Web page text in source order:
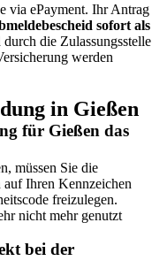
via ePayment. Ihr Antrag
sofort als
die Zulassungsstelle
werden
in Gießen
für Gießen das
müssen Sie die
auf Ihren Kennzeichen
freizulegen.
nicht mehr genutzt
bei der